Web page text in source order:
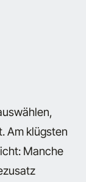
Am klügsten
Manche